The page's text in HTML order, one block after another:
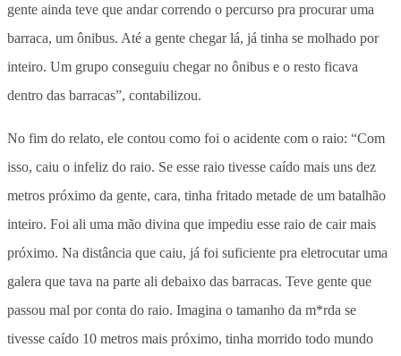
gente ainda teve que andar correndo o percurso pra procurar uma
barraca, um ônibus. Até a gente chegar lá, já tinha se molhado por
inteiro. Um grupo conseguiu chegar no ônibus e o resto ficava
dentro das barracas”, contabilizou.
No fim do relato, ele contou como foi o acidente com o raio: “Com
isso, caiu o infeliz do raio. Se esse raio tivesse caído mais uns dez
metros próximo da gente, cara, tinha fritado metade de um batalhão
inteiro. Foi ali uma mão divina que impediu esse raio de cair mais
próximo. Na distância que caiu, já foi suficiente pra eletrocutar uma
galera que tava na parte ali debaixo das barracas. Teve gente que
passou mal por conta do raio. Imagina o tamanho da m*rda se
tivesse caído 10 metros mais próximo, tinha morrido todo mundo